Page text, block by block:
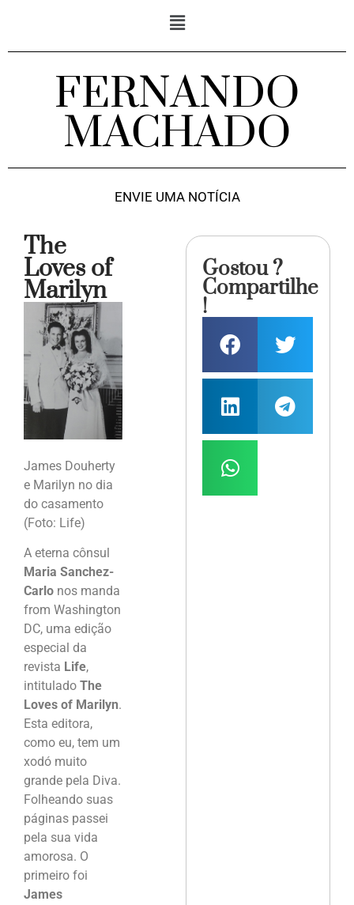
FERNANDO
MACHADO
ENVIE UMA NOTÍCIA
The
Loves of
Marilyn
James Douherty
e Marilyn no dia
do casamento
(Foto: Life)
A eterna cônsul
Maria Sanchez-
Carlo nos manda
from Washington
DC, uma edição
especial da
revista Life,
intitulado The
Loves of Marilyn.
Esta editora,
como eu, tem um
xodó muito
grande pela Diva.
Folheando suas
páginas passei
pela sua vida
amorosa. O
primeiro foi
James
Gostou ?
Compartilhe
!